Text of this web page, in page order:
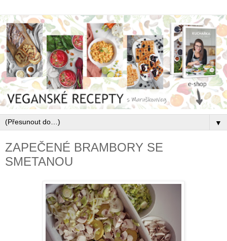
▼
ZAPEČENÉ BRAMBORY SE
SMETANOU